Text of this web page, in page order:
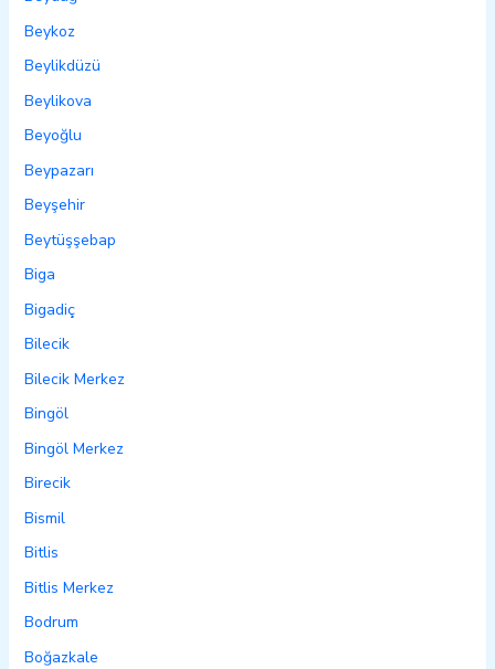
Beykoz
Beylikdüzü
Beylikova
Beyoğlu
Beypazarı
Beyşehir
Beytüşşebap
Biga
Bigadiç
Bilecik
Bilecik Merkez
Bingöl
Bingöl Merkez
Birecik
Bismil
Bitlis
Bitlis Merkez
Bodrum
Boğazkale